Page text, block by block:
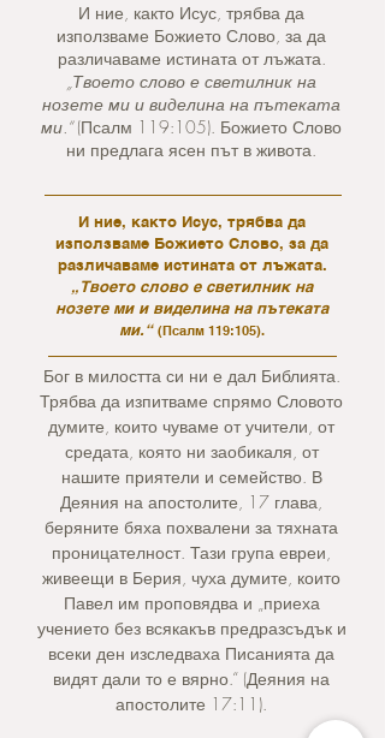
И ние, както Исус, трябва да
използваме Божието Слово, за да
различаваме истината от лъжата.
„Твоето слово е светилник на
нозете ми и виделина на пътеката
ми.“(Псалм 119:105). Божието Слово
ни предлага ясен път в живота.
Бог в милостта си ни е дал Библията.
Трябва да изпитваме спрямо Словото
думите, които чуваме от учители, от
средата, която ни заобикаля, от
нашите приятели и семейство. В
Деяния на апостолите, 17 глава,
беряните бяха похвалени за тяхната
проницателност. Тази група евреи,
живеещи в Берия, чуха думите, които
Павел им проповядва и „приеха
учението без всякакъв предразсъдък и
всеки ден изследваха Писанията да
видят дали то е вярно.“ (Деяния на
апостолите 17:11).
И ние, както Исус, трябва да
използваме Божието Слово, за да
различаваме истината от лъжата.
„Твоето слово е светилник на
нозете ми и виделина на пътеката
ми.“ (Псалм 119:105).